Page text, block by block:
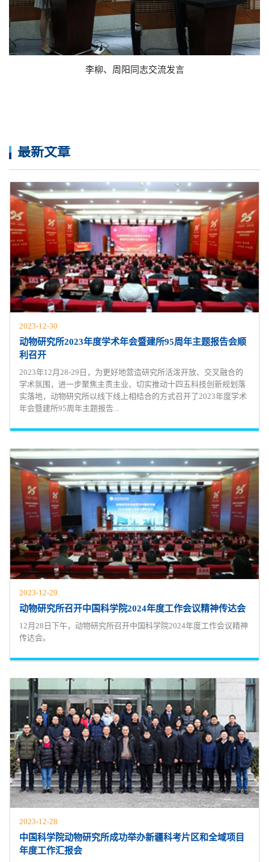
李柳、周阳同志交流发言
最新文章
2023-12-30
动物研究所2023年度学术年会暨建所95周年主题报告会顺
利召开
2023年12月28-29日，为更好地营造研究所活泼开放、交叉融合的
学术氛围，进一步聚焦主责主业、切实推动十四五科技创新规划落
实落地，动物研究所以线下线上相结合的方式召开了2023年度学术
年会暨建所95周年主题报告...
2023-12-29
动物研究所召开中国科学院2024年度工作会议精神传达会
12月28日下午，动物研究所召开中国科学院2024年度工作会议精神
传达会。
2023-12-28
中国科学院动物研究所成功举办新疆科考片区和全域项目
年度工作汇报会